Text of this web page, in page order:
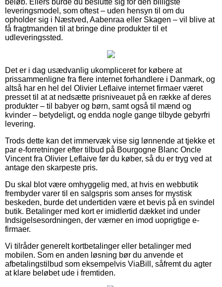
leveringsmodel, som oftest – uden hensyn til om du
opholder sig i Næstved, Aabenraa eller Skagen – vil blive at
få fragtmanden til at bringe dine produkter til et
udleveringssted.
Det er i dag usædvanlig ukompliceret for købere at
prissammenligne fra flere internet forhandlere i Danmark, og
altså har en hel del Olivier Leflaive internet firmaer været
presset til at at nedsætte prisniveauet på en række af deres
produkter – til babyer og børn, samt også til mænd og
kvinder – betydeligt, og endda nogle gange tilbyde gebyrfri
levering.
Trods dette kan det immervæk vise sig lønnende at tjekke et
par e-forretninger efter tilbud på Bourgogne Blanc Oncle
Vincent fra Olivier Leflaive før du køber, så du er tryg ved at
antage den skarpeste pris.
Du skal blot være omhyggelig med, at hvis en webbutik
frembyder varer til en salgspris som anses for mystisk
beskeden, burde det undertiden være et bevis på en svindel
butik. Betalinger med kort er imidlertid dækket ind under
Indsigelsesordningen, der værner en imod uoprigtige e-
firmaer.
Vi tilråder generelt kortbetalinger eller betalinger med
mobilen. Som en anden løsning bør du anvende et
afbetalingstilbud som eksempelvis ViaBill, såfremt du agter
at klare beløbet ude i fremtiden.